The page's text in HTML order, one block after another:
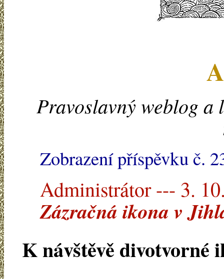
Pravoslavný weblog a
Zobrazení příspěvku č.
Administrátor --- 3.
Zázračná ikona v
K návštěvě divotvorné